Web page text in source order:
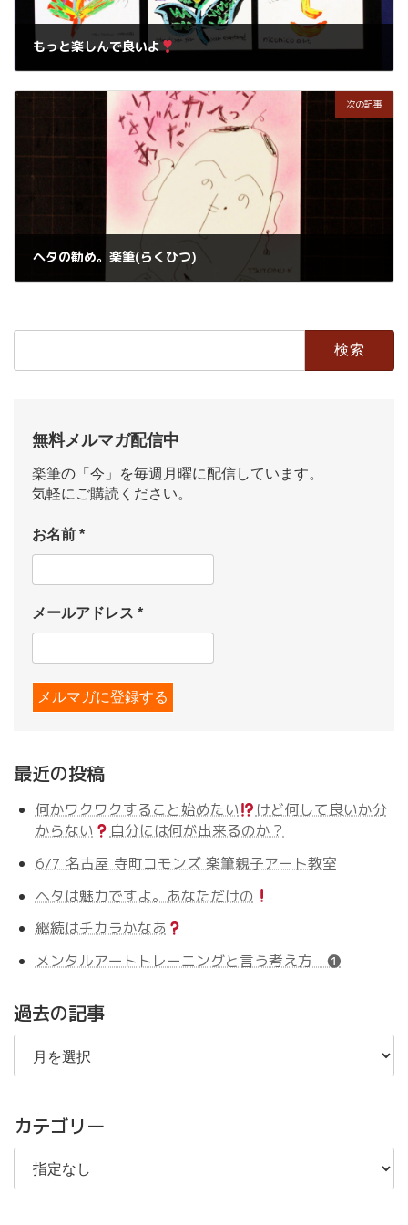
もっと楽しんで良いよ
次の記事
ヘタの勧め。楽筆(らくひつ)
検
無料メルマガ配信中
楽筆の「今」を毎週月曜に配信しています。
気軽にご購読ください。
お名前 *
メールアドレス *
最近の投稿
何かワクワクすること始めたい
けど何して良いか分
からない
自分には何が出来るのか？
6/7 名古屋 寺町コモンズ 楽筆親子アート教室
ヘタは魅力ですよ。あなただけの
継続はチカラかなあ
メンタルアートトレーニングと言う考え方 ❶
過去の記事
過
の
事
カテゴリー